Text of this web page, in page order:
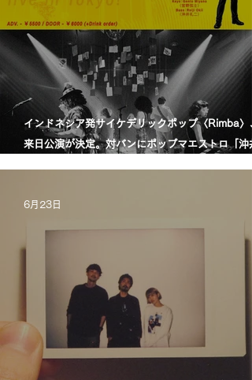
インドネシア発サイケデリックポップ〈Rimba〉
来日公演が決定。対バンにポップマエストロ「沖
台演出。
6月23日